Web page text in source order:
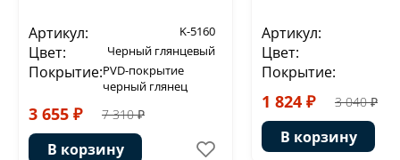
Артикул: K-5160
Цвет: Черный глянцевый
Покрытие:PVD-покрытие
черный глянец
3 655 ₽ 7 310 ₽
В корзину
Артикул:
Цвет:
Покрытие:
1 824 ₽ 3 040 ₽
В корзину